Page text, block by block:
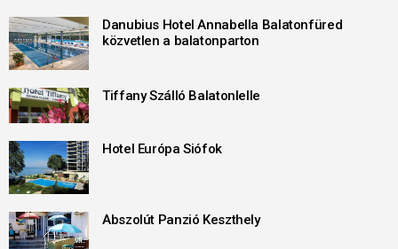
Danubius Hotel Annabella Balatonfüred
közvetlen a balatonparton
Tiffany Szálló Balatonlelle
Hotel Európa Siófok
Abszolút Panzió Keszthely